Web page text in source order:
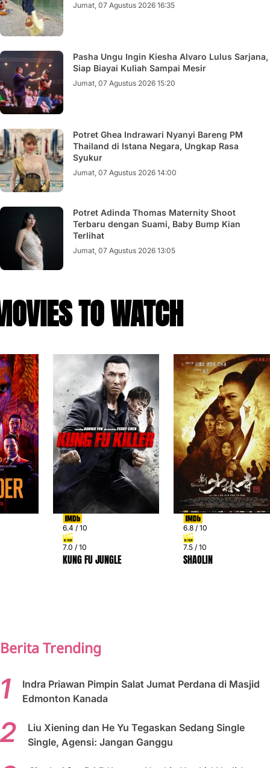
Jumat, 07 Agustus 2026 16:35
Pasha Ungu Ingin Kiesha Alvaro Lulus Sarjana,
Siap Biayai Kuliah Sampai Mesir
Jumat, 07 Agustus 2026 15:20
Potret Ghea Indrawari Nyanyi Bareng PM
Thailand di Istana Negara, Ungkap Rasa
Syukur
Jumat, 07 Agustus 2026 14:00
Potret Adinda Thomas Maternity Shoot
Terbaru dengan Suami, Baby Bump Kian
Terlihat
Jumat, 07 Agustus 2026 13:05
TO WATCH
6.4 / 10
7.0 / 10
KUNG FU JUNGLE
6.8 / 10
7.5 / 10
SHAOLIN
Berita Trending
Indra Priawan Pimpin Salat Jumat Perdana di Masjid
Edmonton Kanada
Liu Xiening dan He Yu Tegaskan Sedang Single
Single, Agensi: Jangan Ganggu